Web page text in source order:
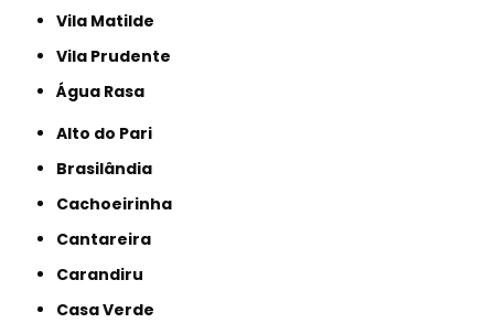
Vila Matilde
Vila Prudente
Água Rasa
Alto do Pari
Brasilândia
Cachoeirinha
Cantareira
Carandiru
Casa Verde